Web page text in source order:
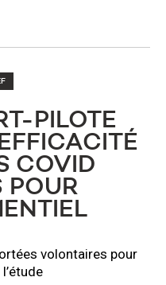
PILOTE
COVID
POUR
volontaires pour